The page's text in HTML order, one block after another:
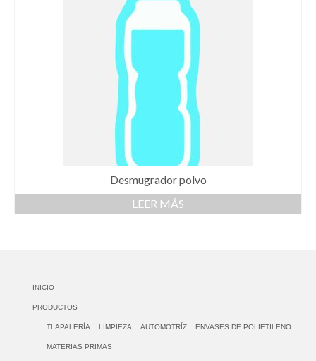
Desmugrador polvo
LEER MÁS
INICIO
PRODUCTOS
TLAPALERÍA LIMPIEZA AUTOMOTRÍZ ENVASES DE POLIETILENO
MATERIAS PRIMAS